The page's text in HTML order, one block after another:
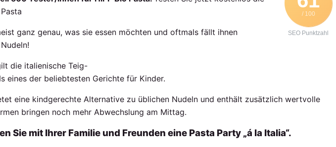
/ 100
SEO Punktzahl
ganz genau, was sie essen möchten und oftmals fällt ihnen
die italienische Teig-
eines der beliebtesten Gerichte für Kinder.
eine kindgerechte Alternative zu üblichen Nudeln und enthält zusätzlich wertvolle
bringen noch mehr Abwechslung am Mittag.
mit Ihrer Familie und Freunden eine Pasta Party „á la Italia“.